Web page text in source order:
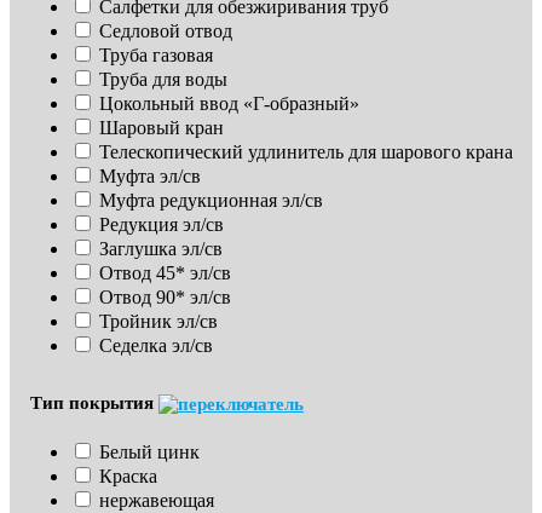
Салфетки для обезжиривания труб
Седловой отвод
Труба газовая
Труба для воды
Цокольный ввод «Г-образный»
Шаровый кран
Телескопический удлинитель для шарового крана
Муфта эл/св
Муфта редукционная эл/св
Редукция эл/св
Заглушка эл/св
Отвод 45* эл/св
Отвод 90* эл/св
Тройник эл/св
Седелка эл/св
Тип покрытия
Белый цинк
Краска
нержавеющая